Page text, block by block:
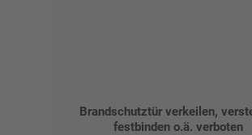
Brandschutztür verkeilen,
festbinden o.ä. verboten